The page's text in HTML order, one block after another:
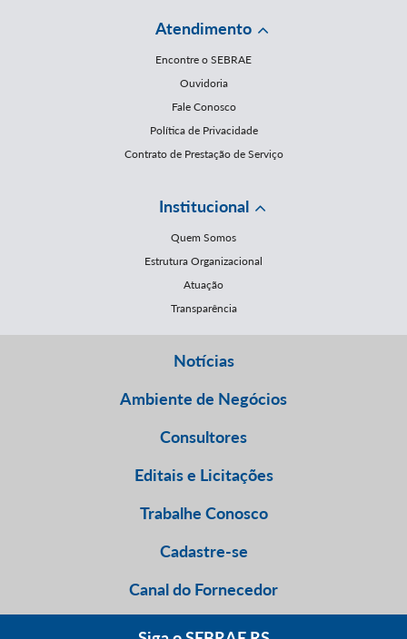
Atendimento
Encontre o SEBRAE
Ouvidoria
Fale Conosco
Política de Privacidade
Contrato de Prestação de Serviço
Institucional
Quem Somos
Estrutura Organizacional
Atuação
Transparência
Notícias
Ambiente de Negócios
Consultores
Editais e Licitações
Trabalhe Conosco
Cadastre-se
Canal do Fornecedor